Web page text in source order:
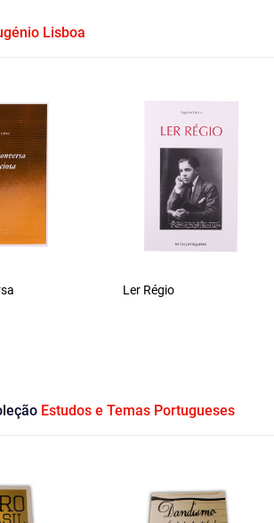
Lisboa
Ler Régio
Estudos e Temas Portugueses